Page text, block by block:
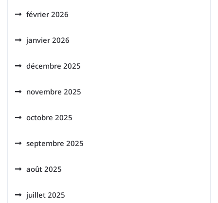
février 2026
janvier 2026
décembre 2025
novembre 2025
octobre 2025
septembre 2025
août 2025
juillet 2025